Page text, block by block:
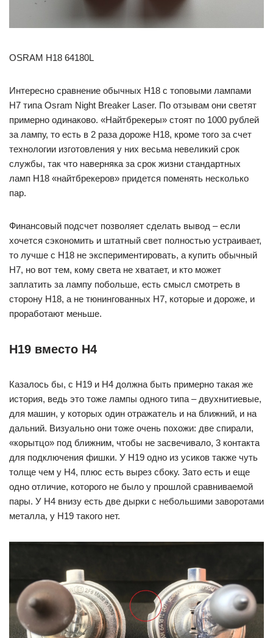
OSRAM H18 64180L
Интересно сравнение обычных H18 с топовыми лампами
H7 типа Osram Night Breaker Laser. По отзывам они светят
примерно одинаково. «Найтбрекеры» стоят по 1000 рублей
за лампу, то есть в 2 раза дороже H18, кроме того за счет
технологии изготовления у них весьма невеликий срок
службы, так что наверняка за срок жизни стандартных
ламп H18 «найтбрекеров» придется поменять несколько
пар.
Финансовый подсчет позволяет сделать вывод – если
хочется сэкономить и штатный свет полностью устраивает,
то лучше с H18 не экспериментировать, а купить обычный
H7, но вот тем, кому света не хватает, и кто может
заплатить за лампу побольше, есть смысл смотреть в
сторону H18, а не тюнингованных H7, которые и дороже, и
проработают меньше.
H19 вместо H4
Казалось бы, с H19 и H4 должна быть примерно такая же
история, ведь это тоже лампы одного типа – двухнитиевые,
для машин, у которых один отражатель и на ближний, и на
дальний. Визуально они тоже очень похожи: две спирали,
«корытцо» под ближним, чтобы не засвечивало, 3 контакта
для подключения фишки. У H19 одно из усиков также чуть
толще чем у H4, плюс есть вырез сбоку. Зато есть и еще
одно отличие, которого не было у прошлой сравниваемой
пары. У H4 внизу есть две дырки с небольшими заворотами
металла, у H19 такого нет.